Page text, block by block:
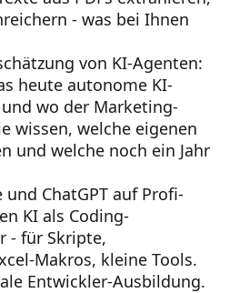
- was bei Ihnen
von KI-Agenten:
heute autonome KI-
wo der Marketing-
wissen, welche eigenen
und welche noch ein Jahr
ChatGPT auf Profi-
KI als Coding-
- für Skripte,
Makros, kleine Tools.
Entwickler-Ausbildung.